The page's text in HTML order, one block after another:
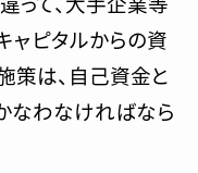
ャピタルからの資
策は、自己資金と
なわなければなら